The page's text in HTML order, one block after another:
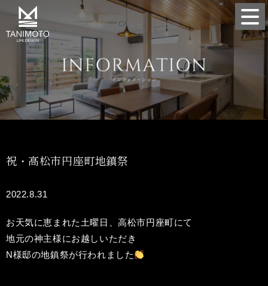
祝・高松市円座町地鎮祭
2022.8.31
お天気に恵まれた土曜日、高松市円座町にて
地元の神主様にお越しいただき
N様邸の地鎮祭が行われました